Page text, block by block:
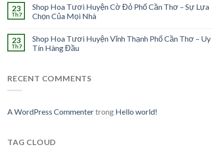
23
Th7
Shop Hoa Tươi Huyện Cờ Đỏ Phố Cần Thơ – Sự Lựa
Chọn Của Mọi Nhà
23
Th7
Shop Hoa Tươi Huyện Vĩnh Thạnh Phố Cần Thơ – Uy
Tín Hàng Đầu
RECENT COMMENTS
A WordPress Commentertrong Hello world!
TAG CLOUD